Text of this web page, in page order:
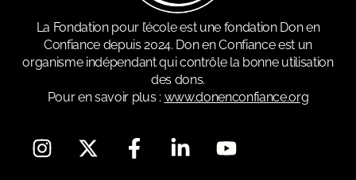
La Fondation pour l’école est une fondation Don en
Confiance depuis 2024. Don en Confiance est un
organisme indépendant qui contrôle la bonne utilisation
des dons.
Pour en savoir plus : www.donenconfiance.org